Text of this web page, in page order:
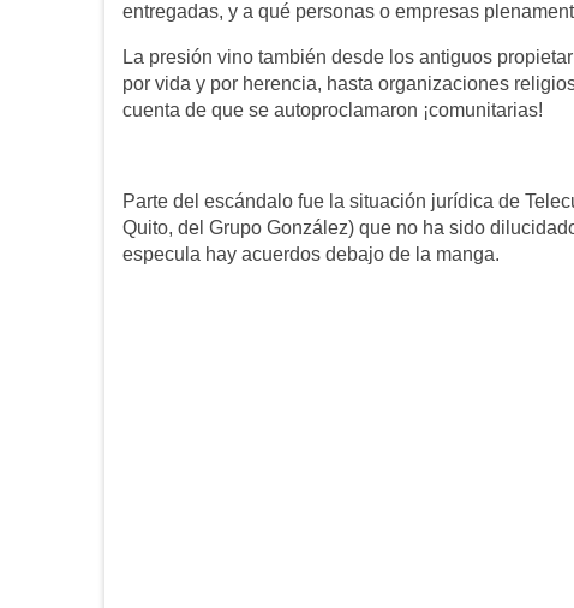
entregadas, y a qué personas o empresas
La presión vino también desde los antiguos
por vida y por herencia, hasta organizaciones
cuenta de que se autoproclamaron ¡comunitarias!
Parte del escándalo fue la situación jurídica de
Quito, del Grupo González) que no ha sido
especula hay acuerdos debajo de la manga.